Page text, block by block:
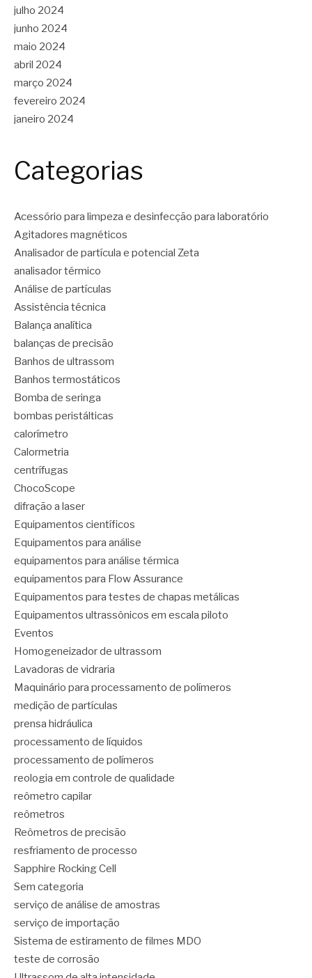
julho 2024
junho 2024
maio 2024
abril 2024
março 2024
fevereiro 2024
janeiro 2024
Categorias
Acessório para limpeza e desinfecção para laboratório
Agitadores magnéticos
Analisador de partícula e potencial Zeta
analisador térmico
Análise de partículas
Assistência técnica
Balança analítica
balanças de precisão
Banhos de ultrassom
Banhos termostáticos
Bomba de seringa
bombas peristálticas
calorímetro
Calormetria
centrífugas
ChocoScope
difração a laser
Equipamentos científicos
Equipamentos para análise
equipamentos para análise térmica
equipamentos para Flow Assurance
Equipamentos para testes de chapas metálicas
Equipamentos ultrassônicos em escala piloto
Eventos
Homogeneizador de ultrassom
Lavadoras de vidraria
Maquinário para processamento de polímeros
medição de partículas
prensa hidráulica
processamento de líquidos
processamento de polímeros
reologia em controle de qualidade
reômetro capilar
reômetros
Reômetros de precisão
resfriamento de processo
Sapphire Rocking Cell
Sem categoria
serviço de análise de amostras
serviço de importação
Sistema de estiramento de filmes MDO
teste de corrosão